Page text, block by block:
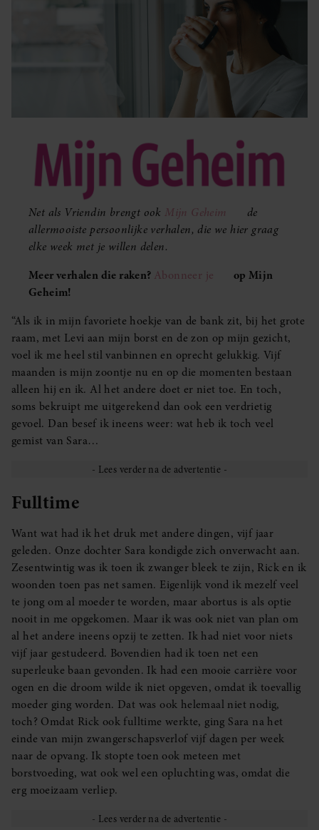
Net als Vriendin brengt ook Mijn Geheim
de
allermooiste persoonlijke verhalen, die we hier graag
elke week met je willen delen.
Meer verhalen die raken? Abonneer je
op Mijn
Geheim!
“Als ik in mijn favoriete hoekje van de bank zit, bij het grote
raam, met Levi aan mijn borst en de zon op mijn gezicht,
voel ik me heel stil vanbinnen en oprecht gelukkig. Vijf
maanden is mijn zoontje nu en op die momenten bestaan
alleen hij en ik. Al het andere doet er niet toe. En toch,
soms bekruipt me uitgerekend dan ook een verdrietig
gevoel. Dan besef ik ineens weer: wat heb ik toch veel
gemist van Sara…
Fulltime
Want wat had ik het druk met andere dingen, vijf jaar
geleden. Onze dochter Sara kondigde zich onverwacht aan.
Zesentwintig was ik toen ik zwanger bleek te zijn, Rick en ik
woonden toen pas net samen. Eigenlijk vond ik mezelf veel
te jong om al moeder te worden, maar abortus is als optie
nooit in me opgekomen. Maar ik was ook niet van plan om
al het andere ineens opzij te zetten. Ik had niet voor niets
vijf jaar gestudeerd. Bovendien had ik toen net een
superleuke baan gevonden. Ik had een mooie carrière voor
ogen en die droom wilde ik niet opgeven, omdat ik toevallig
moeder ging worden. Dat was ook helemaal niet nodig,
toch? Omdat Rick ook fulltime werkte, ging Sara na het
einde van mijn zwangerschapsverlof vijf dagen per week
naar de opvang. Ik stopte toen ook meteen met
borstvoeding, wat ook wel een opluchting was, omdat die
erg moeizaam verliep.